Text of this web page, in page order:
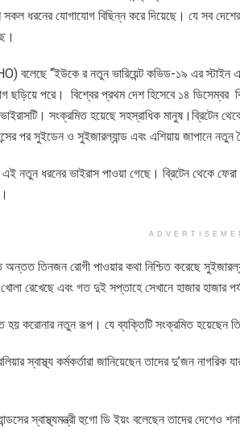
ধরনের যোগাযোগ বিছিন্ন করে দিয়েছে। যে সব
বলেছে “ইউকে র নতুন ভারিয়েন্ট কভিড-১৯ এর স্টাইন
পরে। বিশ্বের প্রথম দেশ হিসেবে ১৪ ডিসেম্বর
সংক্রমিত হয়েছে সহস্রাধিক মানুষ।ব্রিটেন
পর সুইডেন ও সুইজারল্যান্ড এবং এশিয়ায় জাপানে নতুন
নতুন ধরনের ভাইরাস পাওয়া গেছে। ব্রিটেন থেকে
তিনজন রোগী পাওয়ার কথা নিশ্চিত করেছে
রেখেছে এবং গত দুই সপ্তাহে সেখানে হাজার হাজার
হয় করোনার নতুন রূপ। যে ব্যক্তিটি সংক্রমিত হয়েছেন
স্বাস্থ্য কর্মকর্তারা জানিয়েছেন তাদের দু’জন
স্বাস্থ্যমন্ত্রী হুগো ডি ইয়ং বলেছেন তাদের